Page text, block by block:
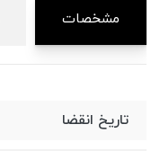
مشخصات
تاریخ انقضا